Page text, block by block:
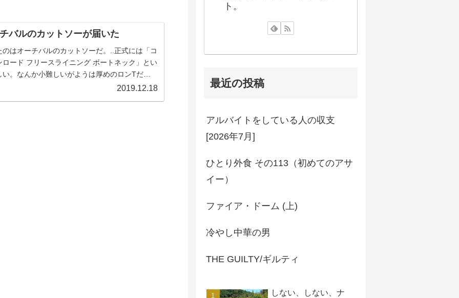
バルのカットソーが届いた
のはオーチバルのカットソーだ。..正式には「コ
ロード フリースライニング ボートネック」とい
い。なんか小難しいがようは厚めのロンTだ。
は3でカラーは DOLPHIN/PEARL(YELLOW) に
2019.12.18
ト。
最近の投稿
アルバイトをしている人の収支
[2026年7月]
ひとり外食 その113（初めてのアサ
イー）
ファイア・ドーム (上)
冷やし中華の男
THE GUILTY/ギルティ
しない、しない、ナ